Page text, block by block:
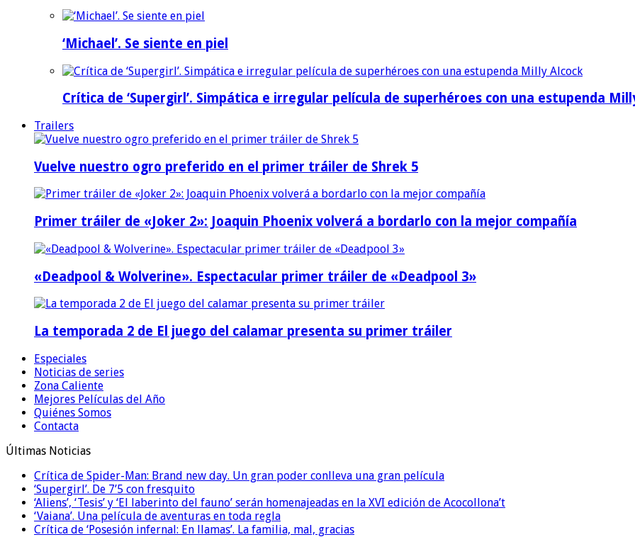
‘Michael’. Se siente en piel
Crítica de ‘Supergirl’. Simpática e irregular película de superhéroes con una estupenda
Trailers
Vuelve nuestro ogro preferido en el primer tráiler de Shrek 5
Primer tráiler de «Joker 2»: Joaquin Phoenix volverá a bordarlo con la mejor compañía
«Deadpool & Wolverine». Espectacular primer tráiler de «Deadpool 3»
La temporada 2 de El juego del calamar presenta su primer tráiler
Especiales
Noticias de series
Zona Caliente
Mejores Películas del Año
Quiénes Somos
Contacta
Últimas Noticias
Crítica de Spider-Man: Brand new day. Un gran poder conlleva una gran película
‘Supergirl’. De 7’5 con fresquito
‘Aliens’, ‘Tesis’ y ‘El laberinto del fauno’ serán homenajeadas en la XVI edición de Acocollona’t
‘Vaiana’. Una película de aventuras en toda regla
Crítica de ‘Posesión infernal: En llamas’. La familia, mal, gracias